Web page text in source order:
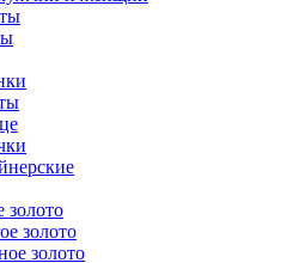
золото
золото
золото